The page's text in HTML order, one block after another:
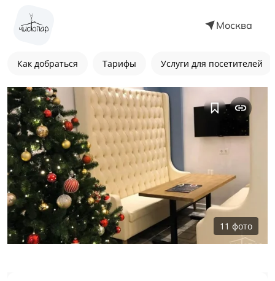
Москва
Как добраться Тарифы Услуги для посетителей
11 фото